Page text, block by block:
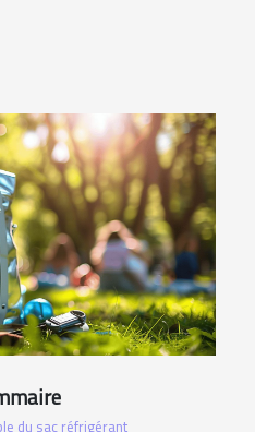
du sac réfrigérant